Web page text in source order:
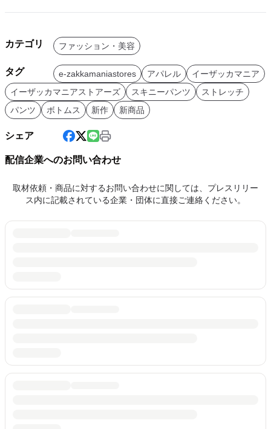
カテゴリ ファッション・美容
タグ e-zakkamaniastores アパレル
イーザッカマニア
イーザッカマニアストアーズ
スキニーパンツ
ストレッチ
パンツ
ボトムス 新作 新商品
シェア
配信企業へのお問い合わせ
取材依頼・商品に対するお問い合わせに関しては、プレスリリー
ス内に記載されている企業・団体に直接ご連絡ください。